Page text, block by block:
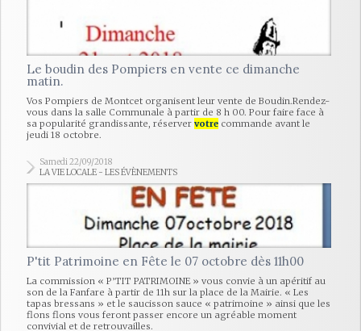
Le boudin des Pompiers en vente ce dimanche
matin.
Vos Pompiers de Montcet organisent leur vente de Boudin.Rendez-
vous dans la salle Communale à partir de 8 h 00. Pour faire face à
sa popularité grandissante, réserver votre commande avant le
jeudi 18 octobre.
Samedi 22/09/2018
LA VIE LOCALE - LES ÉVÈNEMENTS
P'tit Patrimoine en Fête le 07 octobre dès 11h00
La commission « P’TIT PATRIMOINE » vous convie à un apéritif au
son de la Fanfare à partir de 11h sur la place de la Mairie. « Les
tapas bressans » et le saucisson sauce « patrimoine » ainsi que les
flons flons vous feront passer encore un agréable moment
convivial et de retrouvailles.